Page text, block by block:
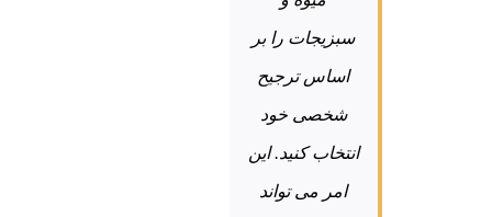
سبزیجات را بر
اساس ترجیح
شخصی خود
انتخاب کنید. این
امر می تواند